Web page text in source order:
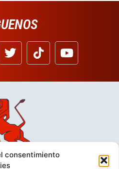
consentimiento